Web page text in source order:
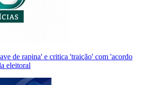
de rapina' e critica 'traição' com 'acordo
eleitoral